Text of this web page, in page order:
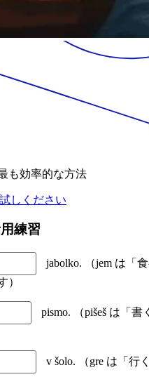
も効率的な方法
しください
練習
jabolko. （jem は「
）
pismo. （pišeš は「
v šolo. （gre は「行